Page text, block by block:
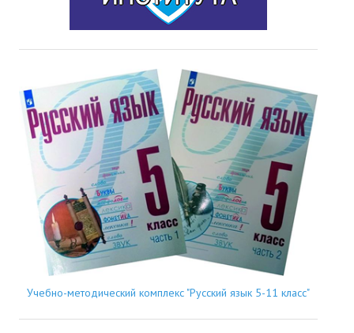
Учебно-методический комплекс "Русский язык 5-11 класс"